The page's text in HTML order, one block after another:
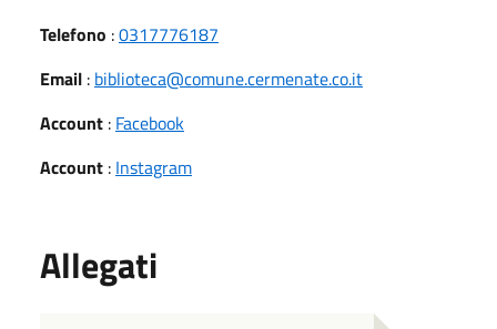
Telefono :0317776187
Email : biblioteca@comune.cermenate.co.it
Account : Facebook
Account : Instagram
Allegati